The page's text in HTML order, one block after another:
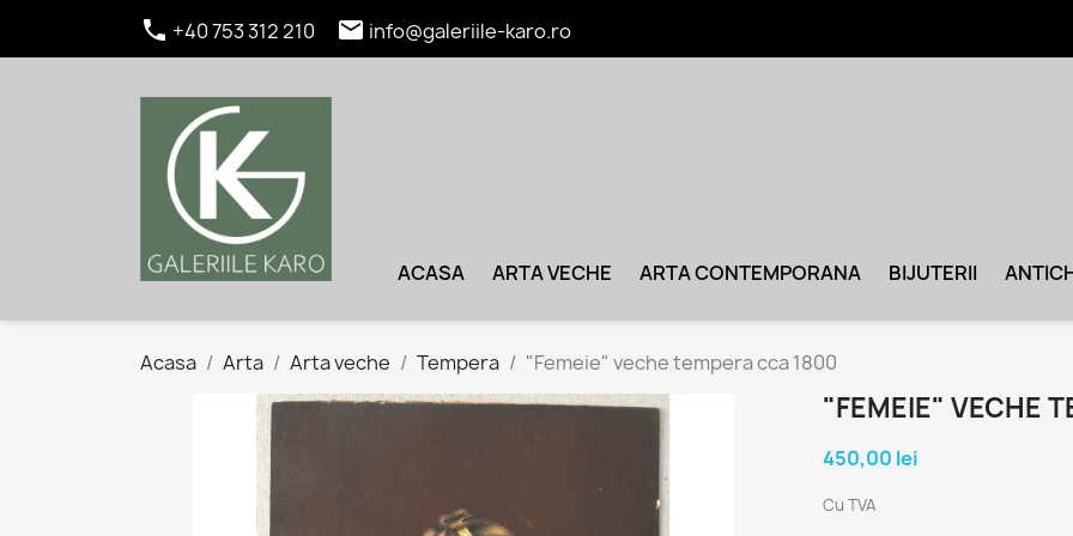
 +40 753 312 210  info@galeriile-karo.ro
ACASA ARTA VECHE ARTA CONTEMPORANA BIJUTERII
Acasa Arta Arta veche Tempera "Femeie" veche tempera cca 1800
"FEMEIE" VECHE
450,00 lei
Cu TVA